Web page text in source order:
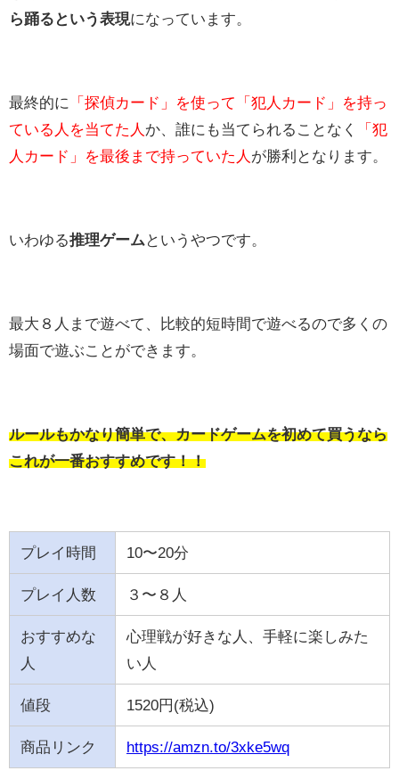
ら踊るという表現になっています。
最終的に
「探偵カード」を使って「犯人カード」を持っ
ている人を当てた人 か、誰にも当てられることなく
「犯
人カード」を最後まで持っていた人 が勝利となります。
いわゆる推理ゲーム というやつです。
最大８人まで遊べて、比較的短時間で遊べるので多くの
場面で遊ぶことができます。
ルールもかなり簡単で、カードゲームを初めて買うなら
これが一番おすすめです！！
プレイ時間 10〜20分
プレイ人数 ３〜８人
おすすめな
人
心理戦が好きな人、手軽に楽しみた
い人
値段 1520円(税込)
商品リンク https://amzn.to/3xke5wq